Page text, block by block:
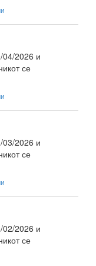
04/2026 и
се
03/2026 и
се
02/2026 и
се